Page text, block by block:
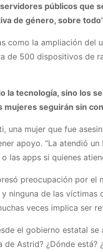
públicos que
de género, sobre
como la ampliación del
de 500 dispositivos de
la tecnología, sino los
mujeres seguirán sin
una mujer que fue
apoyo. “La atendió
las apps si quienes
preocupación por el
ninguna de las
veces implica ser
el gobierno estatal se
de Astrid? ¿Dónde está?